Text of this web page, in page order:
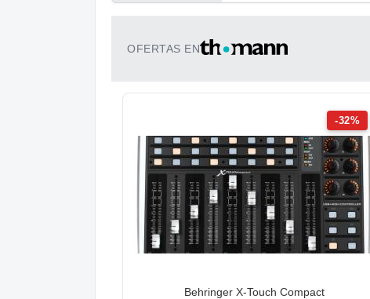
OFERTAS EN
-32%
Behringer X-Touch Compact